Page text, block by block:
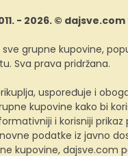
- 2026. © dajsve.com
grupne kupovine,
Sva prava pridržana.
uspoređuje i
kupovine kako bi
i korisniji
podatke iz javno
kupovine, dajsve.com